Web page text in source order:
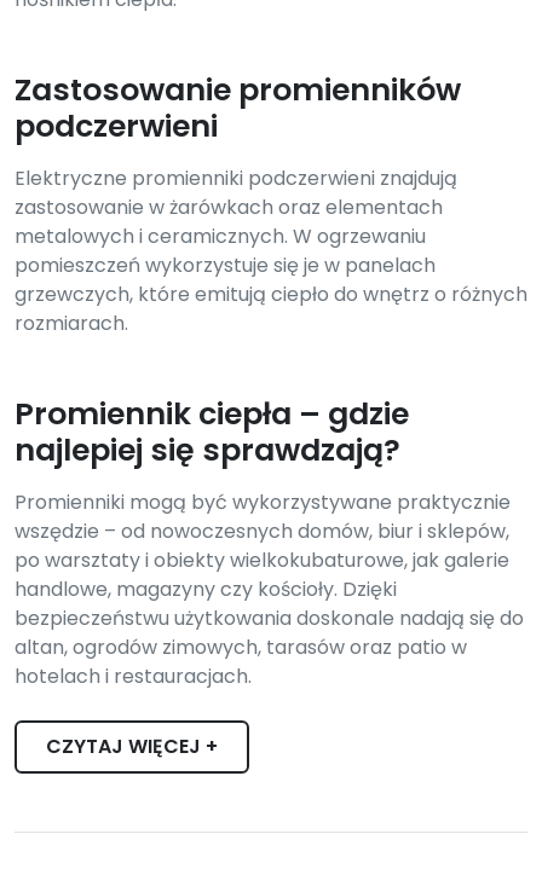
Zastosowanie promienników
podczerwieni
Elektryczne promienniki podczerwieni znajdują
zastosowanie w żarówkach oraz elementach
metalowych i ceramicznych. W ogrzewaniu
pomieszczeń wykorzystuje się je w panelach
grzewczych, które emitują ciepło do wnętrz o różnych
rozmiarach.
Promiennik ciepła – gdzie
najlepiej się sprawdzają?
Promienniki mogą być wykorzystywane praktycznie
wszędzie – od nowoczesnych domów, biur i sklepów,
po warsztaty i obiekty wielkokubaturowe, jak galerie
handlowe, magazyny czy kościoły. Dzięki
bezpieczeństwu użytkowania doskonale nadają się do
altan, ogrodów zimowych, tarasów oraz patio w
hotelach i restauracjach.
CZYTAJ WIĘCEJ +